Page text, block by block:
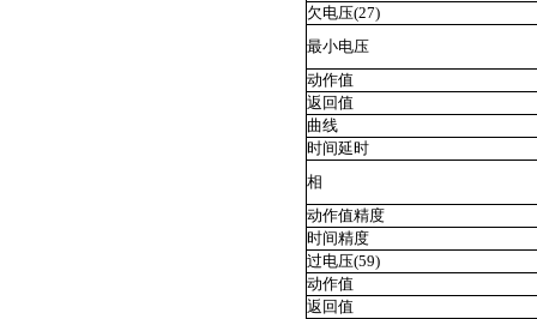
欠电压(27)
最小电压
动作值
返回值
曲线
时间延时
相
动作值精度
时间精度
过电压(59)
动作值
返回值